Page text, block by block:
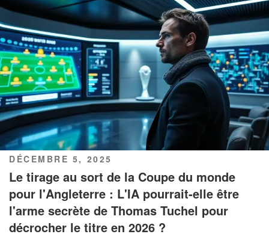
PUBLIÉ
LE
DÉCEMBRE 5, 2025
Le tirage au sort de la Coupe du monde
pour l'Angleterre : L'IA pourrait-elle être
l'arme secrète de Thomas Tuchel pour
décrocher le titre en 2026 ?